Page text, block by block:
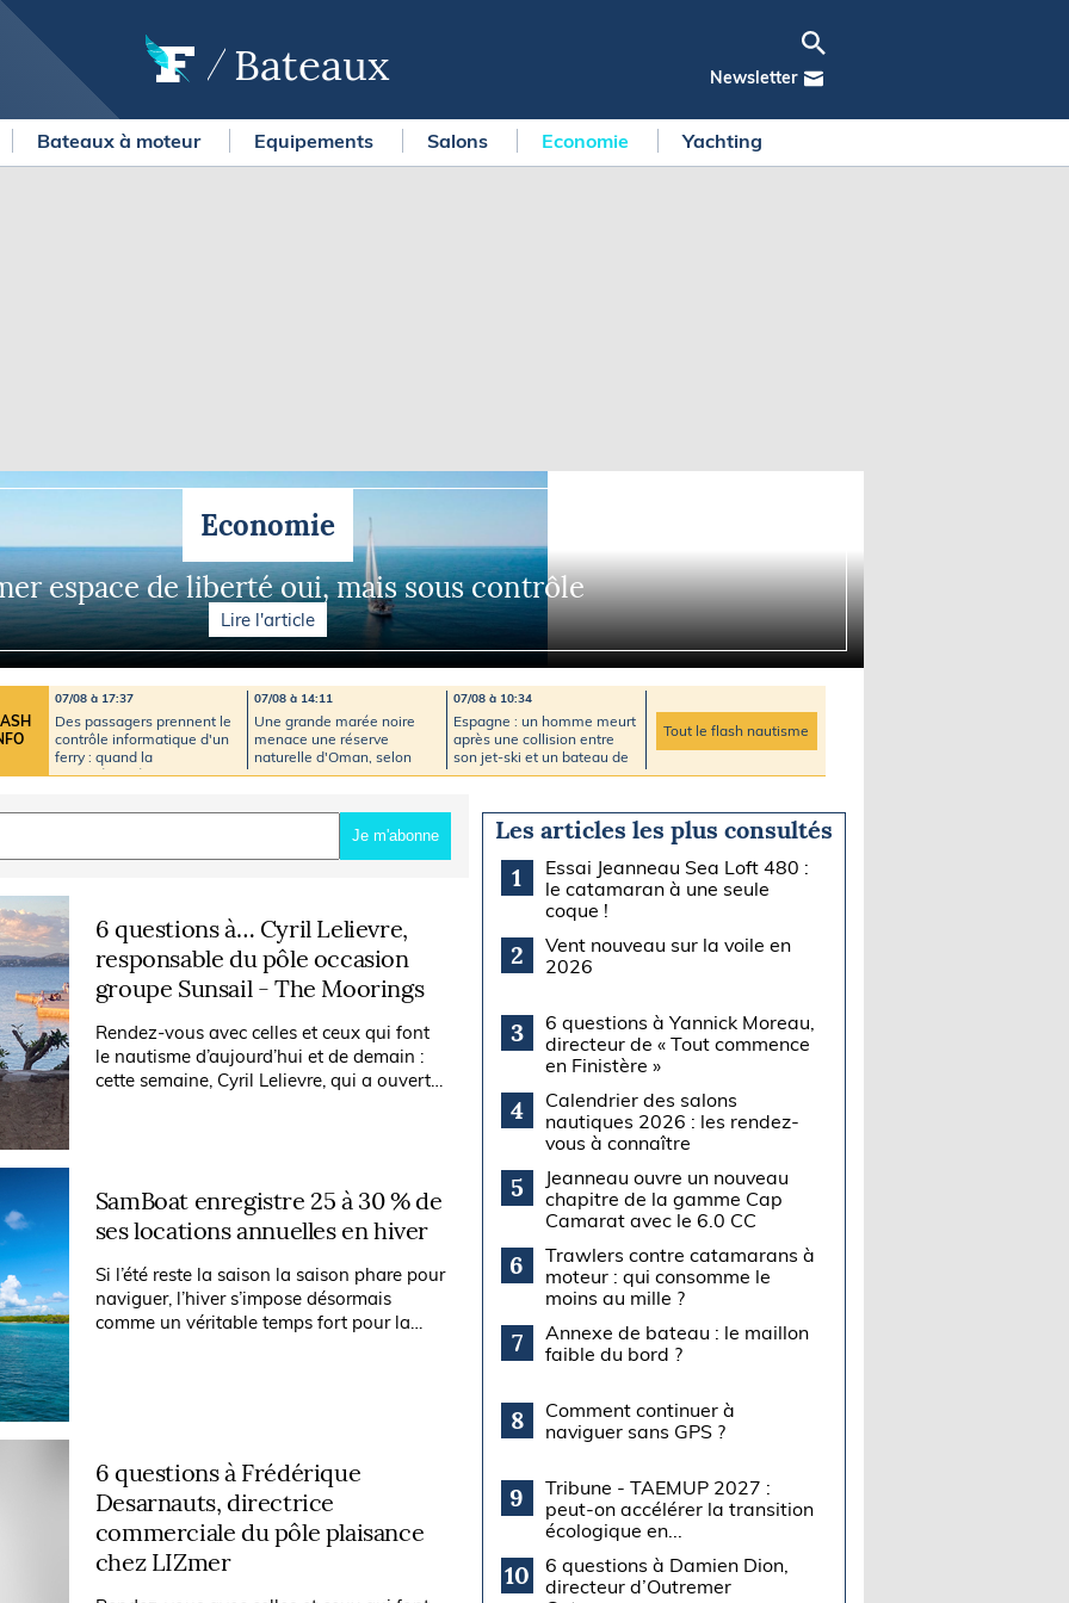
Bateaux Newsletter
Café l'Or
en mer
La newsletter
METEO CONSULT Marine
FLASH INFO
Bateaux à moteur Equipements Salons Economie Yachting
Economie
espace de liberté oui, mais sous contrôle
Lire l'article
07/08 à 17:37
Des passagers prennent le
contrôle informatique d'un
ferry : quand la
cybersécurité devient un
07/08 à 14:11
Une grande marée noire
menace une réserve
naturelle d'Oman, selon
des ONG
07/08 à 10:34
Espagne : un homme meurt
après une collision entre
son jet-ski et un bateau de
plaisance
Tout le flash nautisme
Les articles les plus consultés
1
Essai Jeanneau Sea Loft 480 :
le catamaran à une seule
coque !
2
Vent nouveau sur la voile en
2026
3
6 questions à Yannick Moreau,
directeur de « Tout commence
en Finistère »
4
Calendrier des salons
nautiques 2026 : les rendez-
vous à connaître
5
Jeanneau ouvre un nouveau
chapitre de la gamme Cap
Camarat avec le 6.0 CC
6
Trawlers contre catamarans à
moteur : qui consomme le
moins au mille ?
7
Annexe de bateau : le maillon
faible du bord ?
8
Comment continuer à
naviguer sans GPS ?
9
Tribune - TAEMUP 2027 :
peut-on accélérer la transition
écologique en...
10
6 questions à Damien Dion,
directeur d’Outremer
Je m'abonne
6 questions à… Cyril Lelievre,
responsable du pôle occasion
groupe Sunsail - The Moorings
Rendez-vous avec celles et ceux qui font
le nautisme d’aujourd’hui et de demain :
cette semaine, Cyril Lelievre, qui a ouvert
SamBoat enregistre 25 à 30 % de
ses locations annuelles en hiver
Si l’été reste la saison la saison phare pour
naviguer, l’hiver s’impose désormais
comme un véritable temps fort pour la
6 questions à Frédérique
Desarnauts, directrice
commerciale du pôle plaisance
chez LIZmer